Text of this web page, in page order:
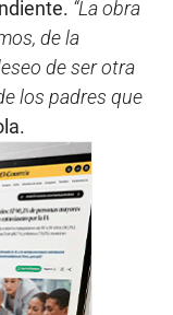
“La obra
de la
de ser otra
los padres que